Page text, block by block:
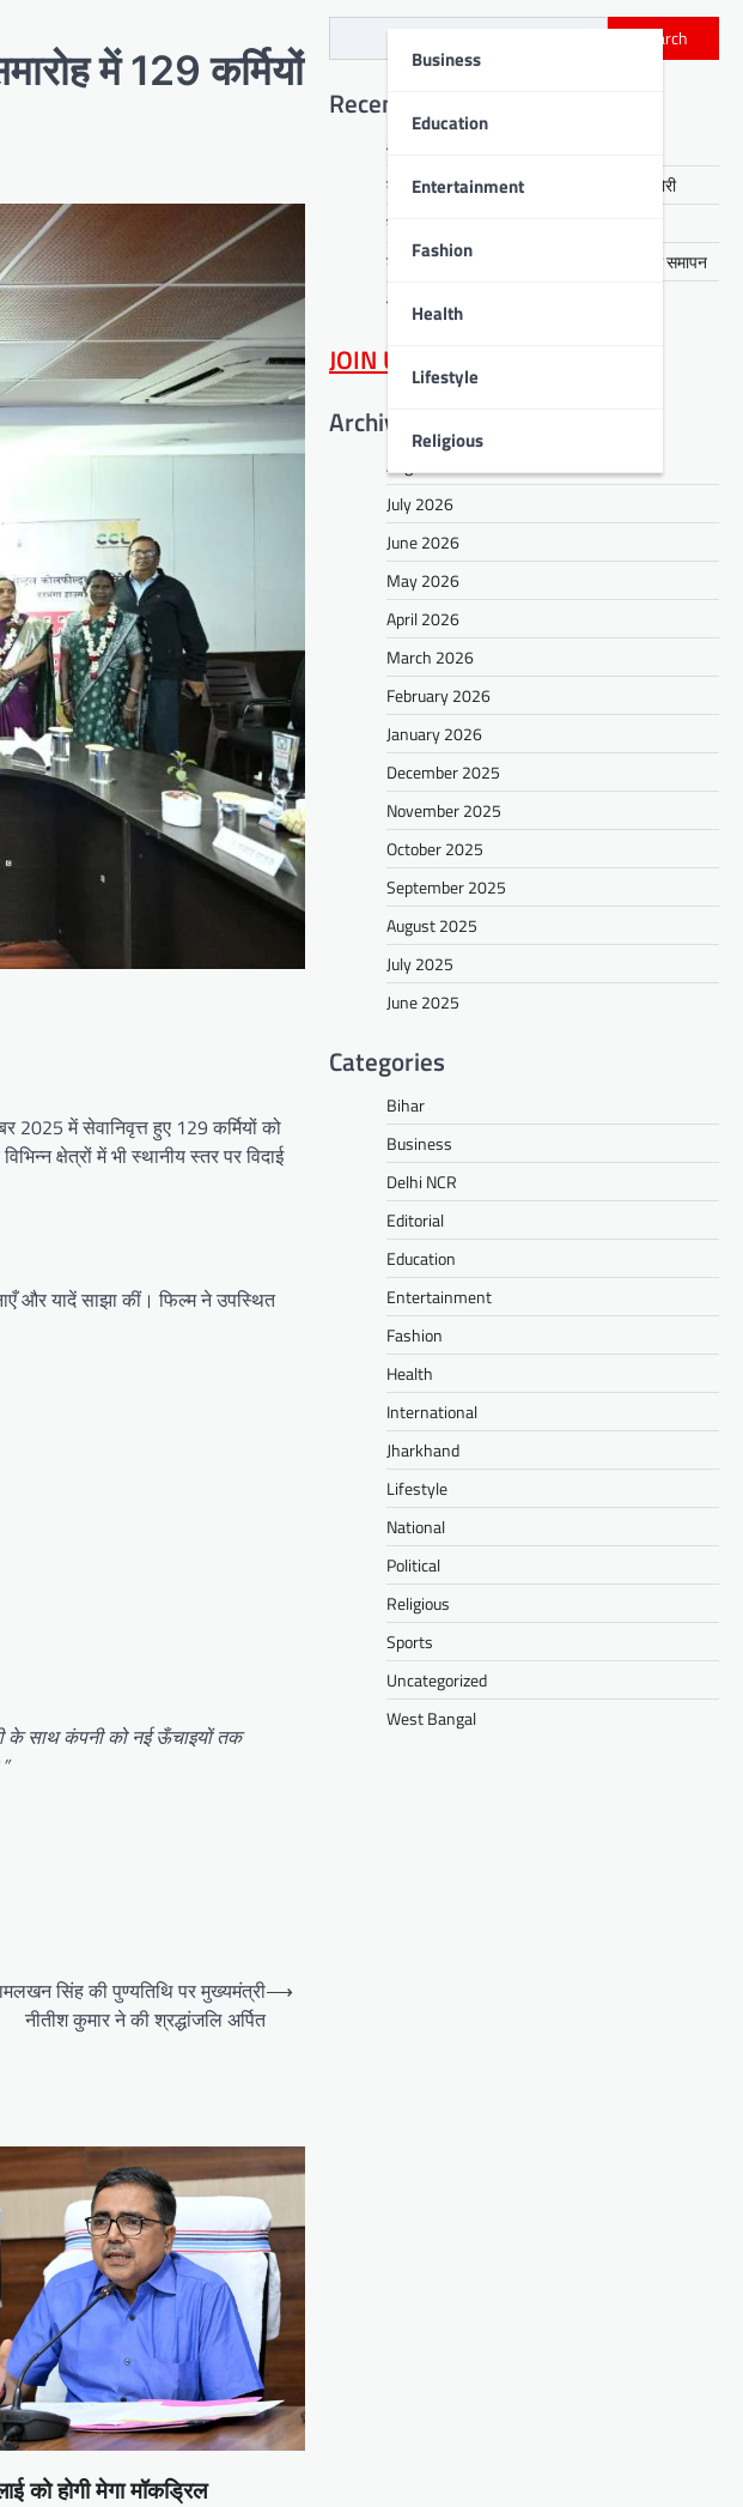
Business
Education
Entertainment
Fashion
Health
Lifestyle
Religious
में 129 कर्मियों
2025 में सेवानिवृत्त हुए 129 कर्मियों को
क्षेत्रों में भी स्थानीय स्तर पर विदाई
और यादें साझा कीं। फिल्म ने उपस्थित
के साथ कंपनी को नई ऊँचाइयों तक
सिंह की पुण्यतिथि पर मुख्यमंत्री
नीतीश कुमार ने की श्रद्धांजलि अर्पित
⟶
को होगी मेगा मॉकड्रिल
Search
Recent Posts
आरती हेंब्रम हत्याकांड का खुलासा, तीन गिरफ्तार
कसमार में सेवानिवृत्त CCL कर्मी के घर लाखों की चोरी
नावाडीह में तीन अर्थियों ने रुलाया पूरा गांव
डीपीएस बोकारो में रंगारंग समूह नृत्य से ‘धरोहर’ का समापन
आईआईटी पटना में नशा मुक्ति का संदेश
JOIN US
Archives
August 2026
July 2026
June 2026
May 2026
April 2026
March 2026
February 2026
January 2026
December 2025
November 2025
October 2025
September 2025
August 2025
July 2025
June 2025
Categories
Bihar
Business
Delhi NCR
Editorial
Education
Entertainment
Fashion
Health
International
Jharkhand
Lifestyle
National
Political
Religious
Sports
Uncategorized
West Bangal